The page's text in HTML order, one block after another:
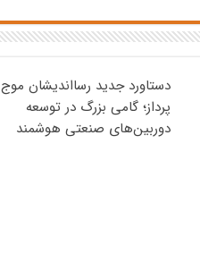
دستاورد جدید رسااندیشان موج
پرداز؛ گامی بزرگ در توسعه
دوربین‌های صنعتی هوشمند